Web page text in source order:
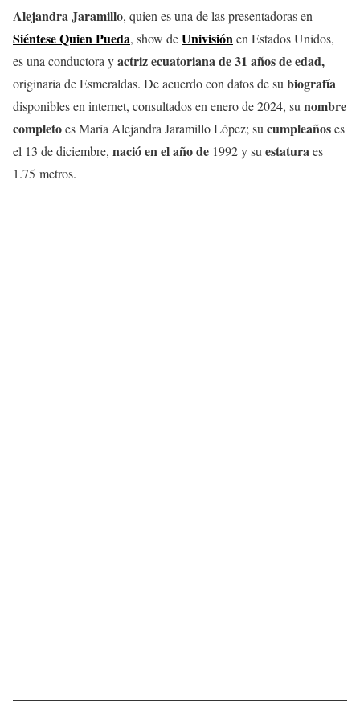
Alejandra Jaramillo, quien es una de las presentadoras en
Siéntese Quien Pueda, show deUnivisiónen Estados Unidos,
es una conductora yactriz ecuatoriana de 31 años de edad,
originaria de Esmeraldas. De acuerdo con datos de su biografía
disponibles en internet, consultados en enero de 2024, su nombre
completoes María Alejandra Jaramillo López; su cumpleañoses
el 13 de diciembre, nació en el año de 1992 y su estaturaes
1.75 metros.